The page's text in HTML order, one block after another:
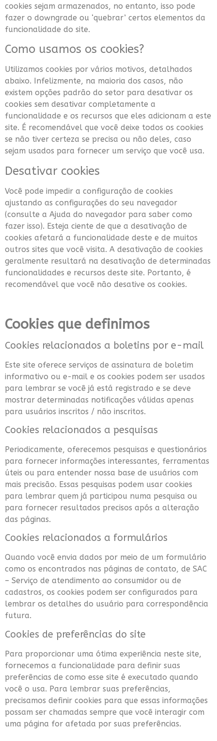
cookies sejam armazenados, no entanto, isso pode
fazer o downgrade ou ‘quebrar’ certos elementos da
funcionalidade do site.
Como usamos os cookies?
Utilizamos cookies por vários motivos, detalhados
abaixo. Infelizmente, na maioria dos casos, não
existem opções padrão do setor para desativar os
cookies sem desativar completamente a
funcionalidade e os recursos que eles adicionam a este
site. É recomendável que você deixe todos os cookies
se não tiver certeza se precisa ou não deles, caso
sejam usados para fornecer um serviço que você usa.
Desativar cookies
Você pode impedir a configuração de cookies
ajustando as configurações do seu navegador
(consulte a Ajuda do navegador para saber como
fazer isso). Esteja ciente de que a desativação de
cookies afetará a funcionalidade deste e de muitos
outros sites que você visita. A desativação de cookies
geralmente resultará na desativação de determinadas
funcionalidades e recursos deste site. Portanto, é
recomendável que você não desative os cookies.
Cookies que definimos
Cookies relacionados a boletins por e-mail
Este site oferece serviços de assinatura de boletim
informativo ou e-mail e os cookies podem ser usados
para lembrar se você já está registrado e se deve
mostrar determinadas notificações válidas apenas
para usuários inscritos / não inscritos.
Cookies relacionados a pesquisas
Periodicamente, oferecemos pesquisas e questionários
para fornecer informações interessantes, ferramentas
úteis ou para entender nossa base de usuários com
mais precisão. Essas pesquisas podem usar cookies
para lembrar quem já participou numa pesquisa ou
para fornecer resultados precisos após a alteração
das páginas.
Cookies relacionados a formulários
Quando você envia dados por meio de um formulário
como os encontrados nas páginas de contato, de SAC
– Serviço de atendimento ao consumidor ou de
cadastros, os cookies podem ser configurados para
lembrar os detalhes do usuário para correspondência
futura.
Cookies de preferências do site
Para proporcionar uma ótima experiência neste site,
fornecemos a funcionalidade para definir suas
preferências de como esse site é executado quando
você o usa. Para lembrar suas preferências,
precisamos definir cookies para que essas informações
possam ser chamadas sempre que você interagir com
uma página for afetada por suas preferências.